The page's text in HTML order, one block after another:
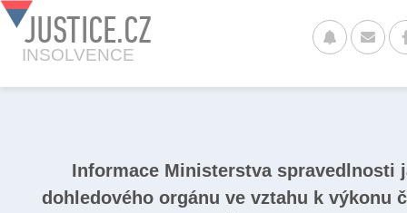
JUSTICE.CZ
INSOLVENCE
Informace Ministerstva spravedlnosti
dohledového orgánu ve vztahu k výkonu